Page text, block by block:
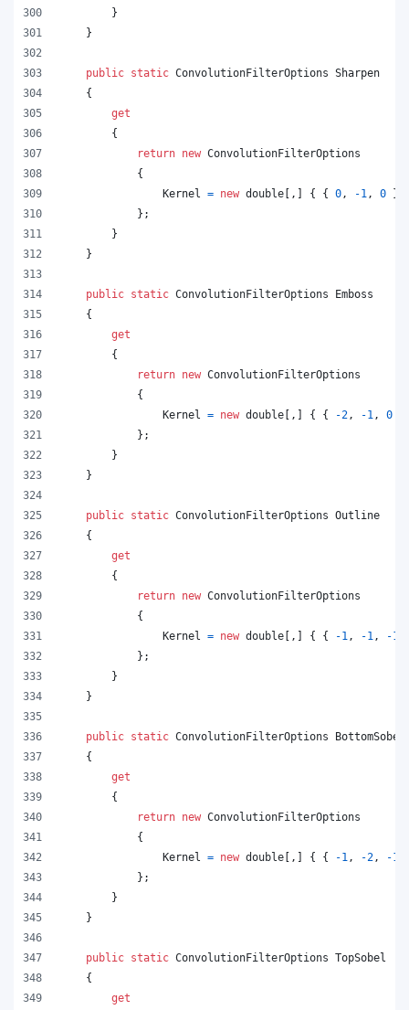
}
}
public static ConvolutionFilterOptions Sharpen
{
get
{
return new ConvolutionFilterOptions
{
Kernel
= new double [ , ] { { 0 , -1 , 0 }
} ;
}
}
public static ConvolutionFilterOptions
Emboss
{
get
{
return new ConvolutionFilterOptions
{
Kernel
= new double [ , ] { { -2 , -1 , 0
} ;
}
}
public static ConvolutionFilterOptions Outline
{
get
{
return new ConvolutionFilterOptions
{
Kernel
= new double [ , ] { { -1 , -1 , -1
} ;
}
}
public static ConvolutionFilterOptions
BottomSobel
{
get
{
return new ConvolutionFilterOptions
{
Kernel
= new double [ , ] { { -1 , -2 , -1
} ;
}
}
public static ConvolutionFilterOptions TopSobel
{
get